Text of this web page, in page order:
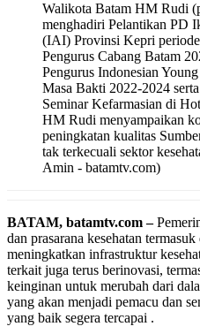
Walikota Batam HM Rudi
menghadiri Pelantikan PD
(IAI) Provinsi Kepri
Pengurus Cabang Batam
Pengurus Indonesian
Masa Bakti 2022-2024
Seminar Kefarmasian di
HM Rudi menyampaikan
peningkatan kualitas
tak terkecuali sektor
Amin - batamtv.com)
BATAM, batamtv.com –
dan prasarana kesehatan
meningkatkan infrastruktur
terkait juga terus berinovasi,
keinginan untuk merubah dari
yang akan menjadi pemacu dan
yang baik segera tercapai .